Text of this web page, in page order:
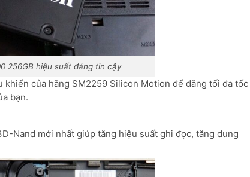
256GB hiệu suất đáng tin cậy
của hãng SM2259 Silicon Motion để đăng tối đa tốc
bạn.
Nand mới nhất giúp tăng hiệu suất ghi đọc, tăng dung